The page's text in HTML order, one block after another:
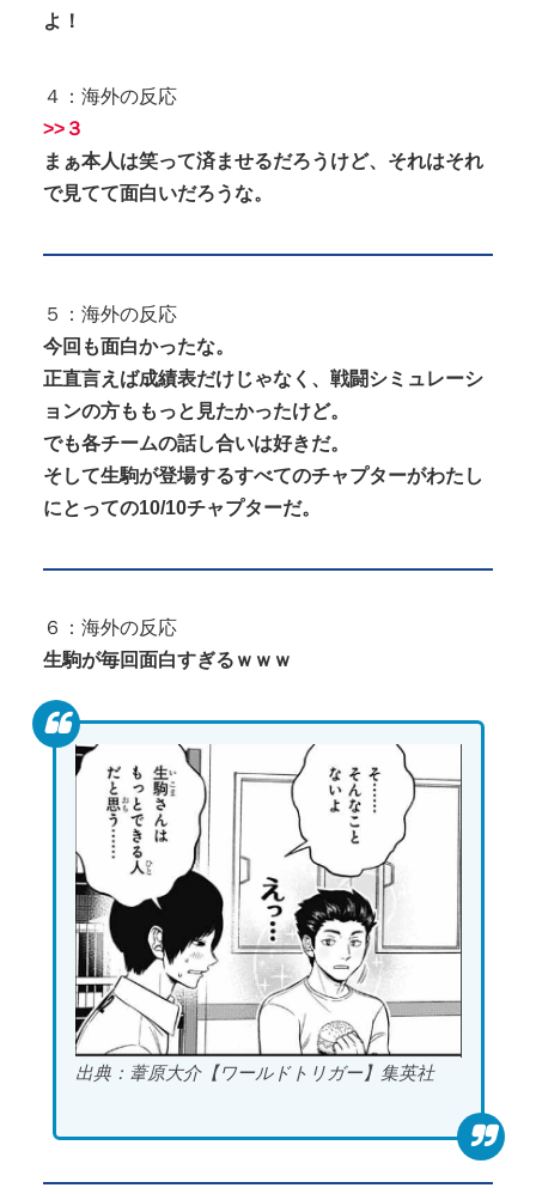
よ！
４：海外の反応
>>３
まぁ本人は笑って済ませるだろうけど、それはそれ
で見てて面白いだろうな。
５：海外の反応
今回も面白かったな。
正直言えば成績表だけじゃなく、戦闘シミュレーシ
ョンの方ももっと見たかったけど。
でも各チームの話し合いは好きだ。
そして生駒が登場するすべてのチャプターがわたし
にとっての10/10チャプターだ。
６：海外の反応
生駒が毎回面白すぎるｗｗｗ
出典：葦原大介【ワールドトリガー】集英社